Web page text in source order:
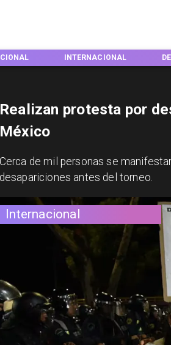
INTERNACIONAL
Internacional
Realizan protesta por
México
Cerca de mil personas se
desapariciones antes del torneo.